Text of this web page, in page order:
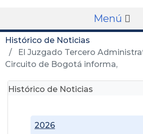
Menú
Histórico de Noticias
El Juzgado Tercero
Circuito de Bogotá informa,
Histórico de Noticias
2026